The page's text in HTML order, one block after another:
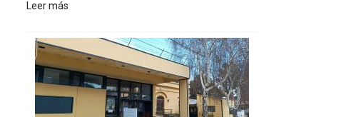
Leer más
s
q
u
e
l
m